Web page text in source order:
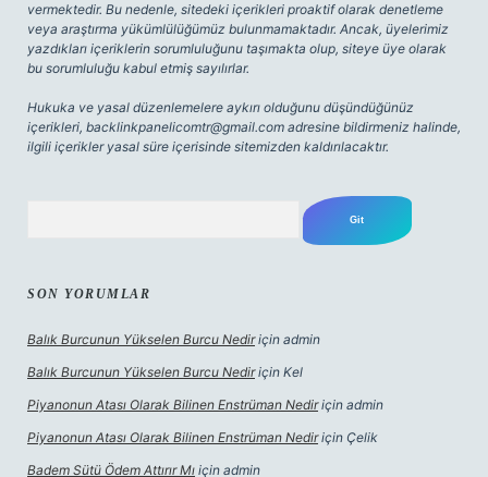
vermektedir. Bu nedenle, sitedeki içerikleri proaktif olarak denetleme
veya araştırma yükümlülüğümüz bulunmamaktadır. Ancak, üyelerimiz
yazdıkları içeriklerin sorumluluğunu taşımakta olup, siteye üye olarak
bu sorumluluğu kabul etmiş sayılırlar.
Hukuka ve yasal düzenlemelere aykırı olduğunu düşündüğünüz
içerikleri, backlinkpanelicomtr@gmail.com adresine bildirmeniz halinde,
ilgili içerikler yasal süre içerisinde sitemizden kaldırılacaktır.
SON YORUMLAR
Balık Burcunun Yükselen Burcu Nediriçin admin
Balık Burcunun Yükselen Burcu Nediriçin Kel
Piyanonun Atası Olarak Bilinen Enstrüman Nediriçin admin
Piyanonun Atası Olarak Bilinen Enstrüman Nediriçin Çelik
Badem Sütü Ödem Attırır Mı için admin